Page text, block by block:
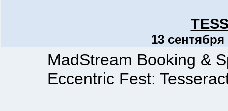
13
MadStream Booking &
Eccentric Fest: Tesseract,